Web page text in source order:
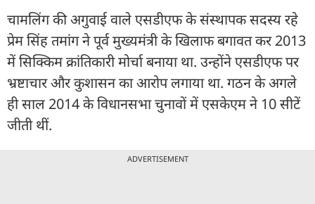
चामलिंग की अगुवाई वाले एसडीएफ के संस्थापक सदस्य रहे
प्रेम सिंह तमांग ने पूर्व मुख्यमंत्री के खिलाफ बगावत कर 2013
में सिक्किम क्रांतिकारी मोर्चा बनाया था. उन्होंने एसडीएफ पर
भ्रष्टाचार और कुशासन का आरोप लगाया था. गठन के अगले
ही साल 2014 के विधानसभा चुनावों में एसकेएम ने 10 सीटें
जीती थीं.
ADVERTISEMENT